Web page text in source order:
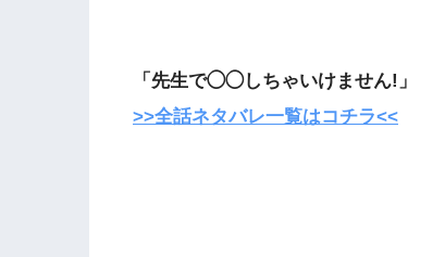
「先生で◯◯しちゃいけません!」
>>全話ネタバレ一覧はコチラ<<